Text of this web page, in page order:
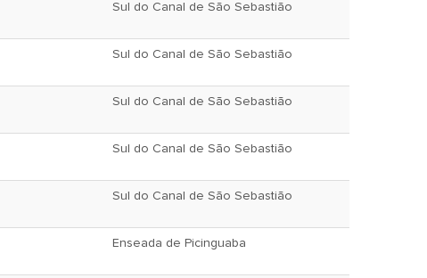
Sul do Canal de São Sebastião
Sul do Canal de São Sebastião
Sul do Canal de São Sebastião
Sul do Canal de São Sebastião
Sul do Canal de São Sebastião
Enseada de Picinguaba